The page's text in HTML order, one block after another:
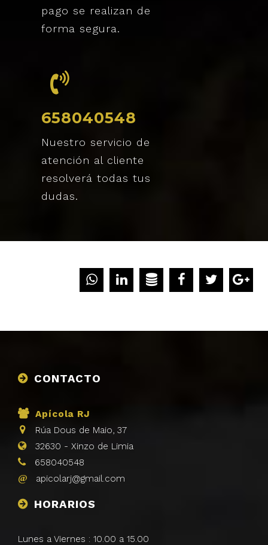
pago se realizan de
forma segura.
658040548
Nuestro servicio de
atención al cliente
resolverá todas tus
dudas.
CONTACTO
Apícola RJ
Rúa Dous de Maio, 37
32630 - Xinzo de Limia
658040548
apicolarj@gmail.com
HORARIOS
Lunes a Viernes : 10.00 a 15.00